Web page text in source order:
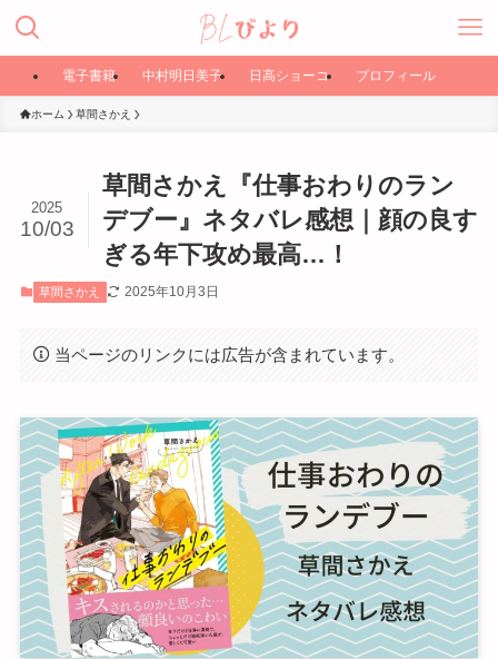
電子書籍 中村明日美子 日高ショーコ プロフィール
ホーム 草間さかえ
草間さかえ『仕事おわりのラン
デブー』ネタバレ感想｜顔の良す
ぎる年下攻め最高…！
2025
10/03
草間さかえ 2025年10月3日
当ページのリンクには広告が含まれています。